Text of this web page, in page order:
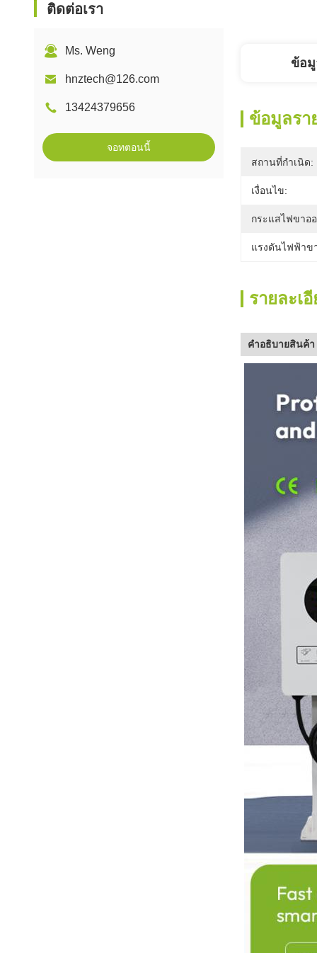
ติดต่อเรา
Ms. Weng
hnztech@126.com
13424379656
จอทตอนนี้
ข้อมู
ข้อมูลรา
สถานที่กำเนิด:
เงื่อนไข:
กระแสไฟขาอ
แรงดันไฟฟ้าข
รายละเ
คําอธิบายสินค้า